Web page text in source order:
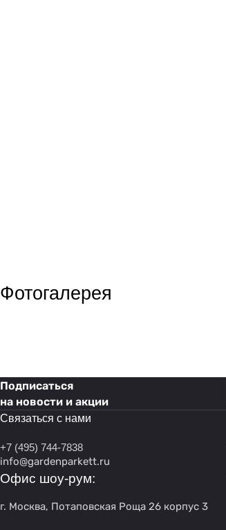
Фотогалерея
Подписаться
на новости и акции
Связаться с нами
+7 (495) 744-7838
info@gardenparkett.ru
Офис шоу-рум:
г. Москва, Потаповская Роща 26 корпус 3